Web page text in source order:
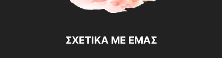
ΣΧΕΤΙΚΑ ΜΕ ΕΜΑΣ